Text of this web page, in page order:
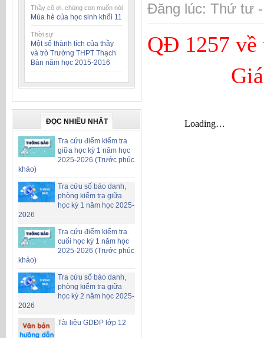
Thầy cô ơi, chúng con muốn nói
Mùa hè của học sinh khối 11
Thời sự
Một số thành tích của thầy
và trò Trường THPT Thạch
Bàn năm học 2015-2016
ĐỌC NHIỀU NHẤT
Tra cứu điểm kiểm tra
giữa học kỳ 1 năm học
2025-2026 (Trước phúc
khảo)
Tra cứu số báo danh,
phòng kiểm tra giữa
học kỳ 1 năm học 2025-
2026
Tra cứu điểm kiểm tra
cuối học kỳ 1 năm học
2025-2026 (Trước phúc
khảo)
Tra cứu số báo danh,
phòng kiểm tra giữa
học kỳ 2 năm học 2025-
2026
Tài liệu GDĐP lớp 12
Đăng lúc: Thứ tư
QĐ 1257 về